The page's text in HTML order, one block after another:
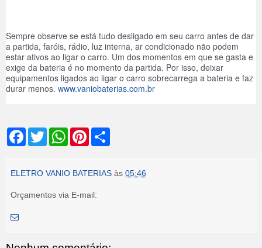
Sempre observe se está tudo desligado em seu carro antes de dar
a partida, faróis, rádio, luz interna, ar condicionado não podem
estar ativos ao ligar o carro. Um dos momentos em que se gasta e
exige da bateria é no momento da partida. Por isso, deixar
equipamentos ligados ao ligar o carro sobrecarrega a bateria e faz
durar menos. www.vaniobaterias.com.br
F
b
o
k
T
w
t
e
W
s
A
p
P
e
r
s
e
ELETRO VANIO BATERIAS às 05:46
Orçamentos via E-mail: